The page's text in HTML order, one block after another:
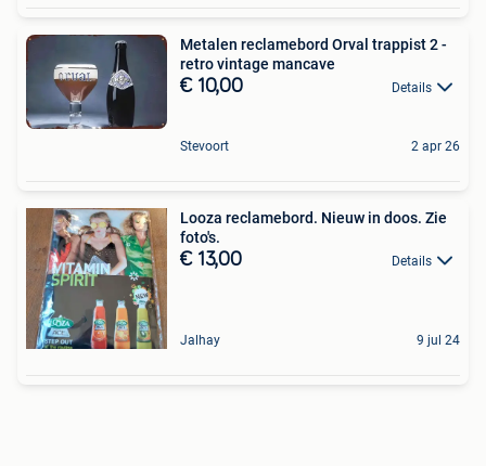
Metalen reclamebord Orval trappist 2 -
retro vintage mancave
€ 10,00 Details
Stevoort 2 apr 26
Looza reclamebord. Nieuw in doos. Zie
foto's.
€ 13,00 Details
Jalhay 9 jul 24